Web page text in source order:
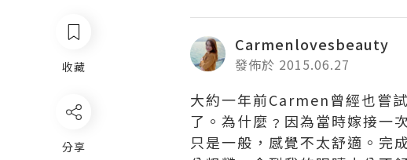
收藏
分享
Carmenlovesbeauty
發佈於 2015.06.27
大約一年前Carmen曾經也嘗
了。為什麼﹖因為當時嫁接一
只是一般，感覺不太舒適。完